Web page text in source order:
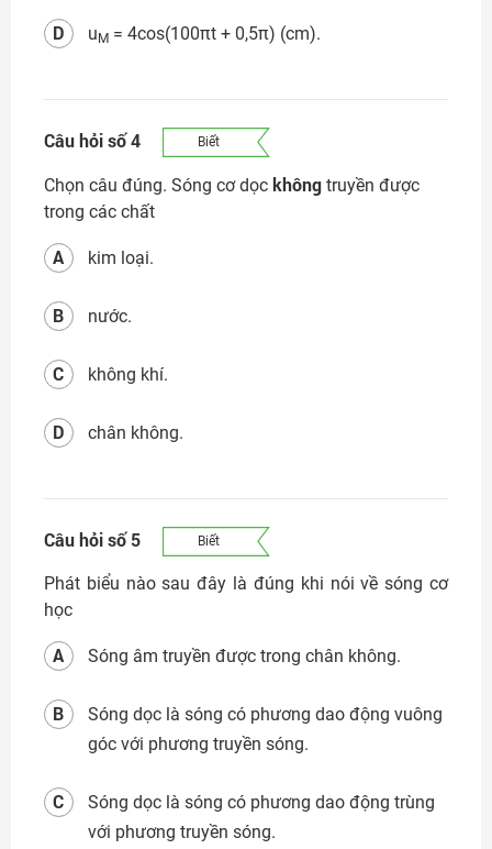
u M = 4cos(100πt + 0,5π) (cm).
D
Câu hỏi số 4 Biết
Chọn câu đúng. Sóng cơ dọc không truyền được
trong các chất
kim loại.
A
nước.
B
không khí.
C
chân không.
D
Câu hỏi số 5 Biết
Phát biểu nào sau đây là đúng khi nói về sóng cơ
học
Sóng âm truyền được trong chân không.
A
Sóng dọc là sóng có phương dao động vuông
góc với phương truyền sóng.
B
Sóng dọc là sóng có phương dao động trùng
với phương truyền sóng.
C